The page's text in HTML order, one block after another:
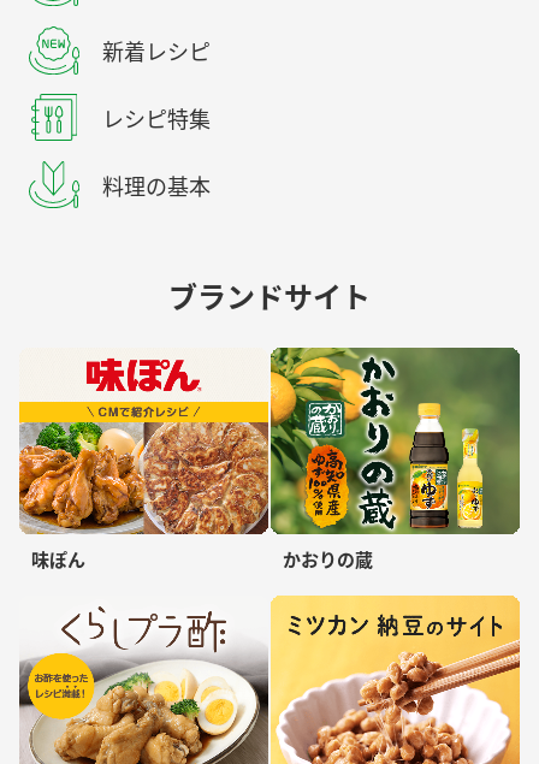
新着レシピ
レシピ特集
料理の基本
ブランドサイト
味ぽん かおりの蔵